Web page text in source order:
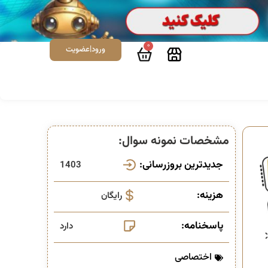
0 ورود|عضویت
مشخصات نمونه سوال:
جدیدترین بروزرسانی: 1403
هزینه: رایگان
پاسخنامه: دارد
اختصاصی